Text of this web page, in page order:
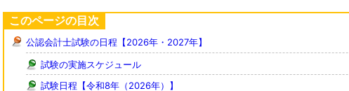
このページの目次
公認会計士試験の日程【2026年・2027年】
試験の実施スケジュール
試験日程【令和8年（2026年）】